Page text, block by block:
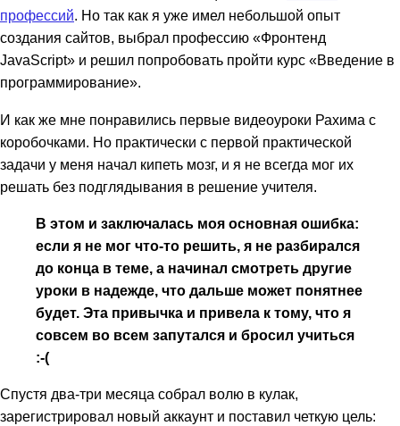
профессий. Но так как я уже имел небольшой опыт
создания сайтов, выбрал профессию «Фронтенд
JavaScript» и решил попробовать пройти курс «Введение в
программирование».
И как же мне понравились первые видеоуроки Рахима с
коробочками. Но практически с первой практической
задачи у меня начал кипеть мозг, и я не всегда мог их
решать без подглядывания в решение учителя.
В этом и заключалась моя основная ошибка:
если я не мог что-то решить, я не разбирался
до конца в теме, а начинал смотреть другие
уроки в надежде, что дальше может понятнее
будет. Эта привычка и привела к тому, что я
совсем во всем запутался и бросил учиться
:-(
Спустя два-три месяца собрал волю в кулак,
зарегистрировал новый аккаунт и поставил четкую цель: